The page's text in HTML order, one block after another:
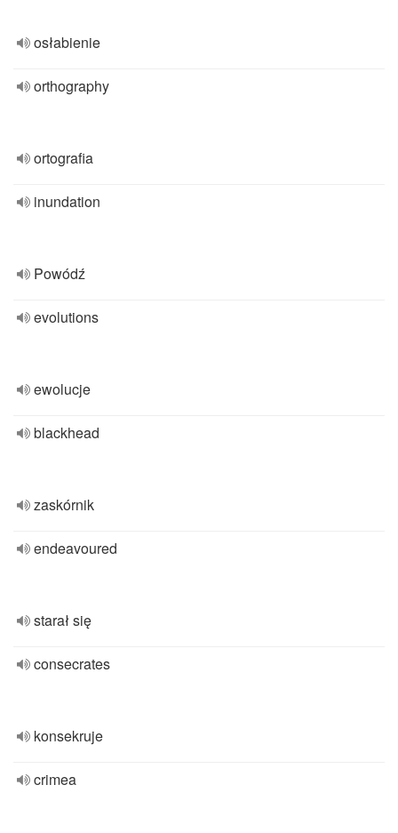
osłabienie
orthography
ortografia
inundation
Powódź
evolutions
ewolucje
blackhead
zaskórnik
endeavoured
starał się
consecrates
konsekruje
crimea